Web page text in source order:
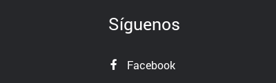
Síguenos
Facebook